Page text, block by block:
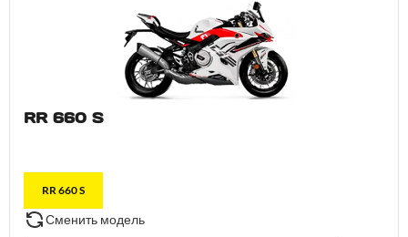
RR 660 S
RR 660 S
Сменить модель